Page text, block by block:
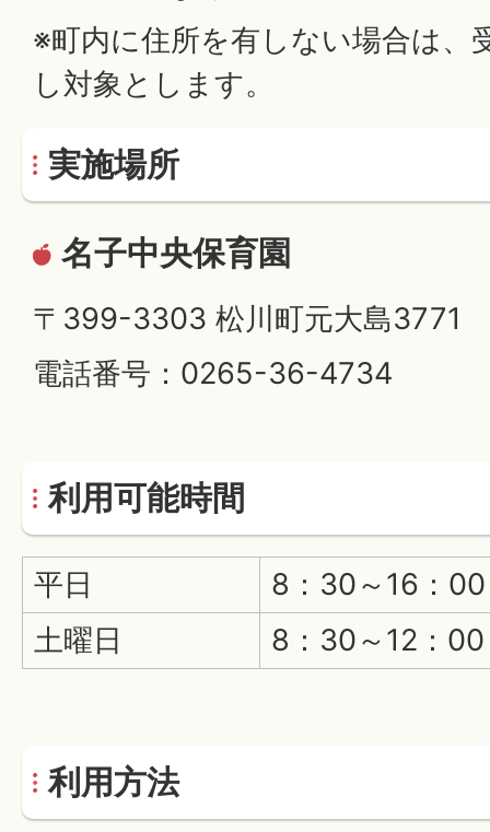
※町内に住所を有しない場合は、
し対象とします。
実施場所
名子中央保育園
〒399-3303 松川町元大島3771
電話番号：0265-36-4734
利用可能時間
平日
8：30～16：00
土曜日
8：30～12：00
利用方法